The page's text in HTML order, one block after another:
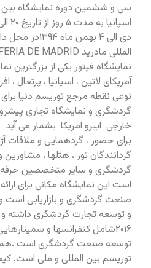
سی و ششمین دوره نمایشگاه بین
دی الی ۴ بهمن
نمایشگاه فیتور یکی از بزرگترین
آمریکای لاتین ، اسپانیا ، پرتغال
نوعی نقطه مرجع توریسم دنیا
گردشگری و نمایشگاه تجاری پیشرو
خارجی ایبرو امریکا بشمار می
برای حضور ، گردهمایی و ملاقات
گردانندگان تور ، هتلها ،
گردشگری و سایر متخصصین
است این نمایشگاه مکانی برای
صنعت گردشگری و بازاریابی است
و توسعه تجارت گردشگری داشته
۲۰۱۶شامل کنفرانسها و
توسعه صنعت گردشگری است
توریسم بین المللی و ملی است.